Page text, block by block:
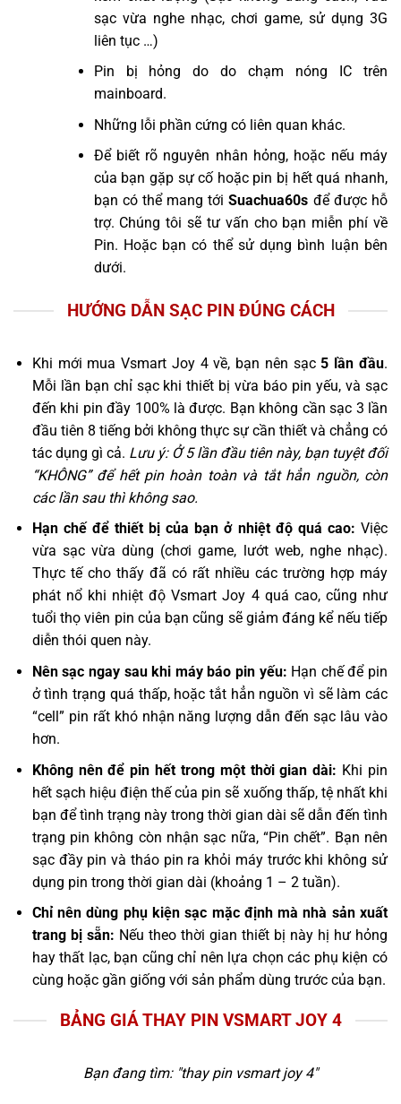
sạc vừa nghe nhạc, chơi game, sử dụng 3G
liên tục …)
Pin bị hỏng do do chạm nóng IC trên
mainboard.
Những lỗi phần cứng có liên quan khác.
Để biết rõ nguyên nhân hỏng, hoặc nếu máy
của bạn gặp sự cố hoặc pin bị hết quá nhanh,
bạn có thể mang tớiSuachua60s để được hỗ
trợ. Chúng tôi sẽ tư vấn cho bạn miễn phí về
Pin. Hoặc bạn có thể sử dụng bình luận bên
dưới.
HƯỚNG DẪN SẠC PIN ĐÚNG CÁCH
Khi mới mua Vsmart Joy 4 về, bạn nên sạc5 lần đầu.
Mỗi lần bạn chỉ sạc khi thiết bị vừa báo pin yếu, và sạc
đến khi pin đầy 100% là được. Bạn không cần sạc 3 lần
đầu tiên 8 tiếng bởi không thực sự cần thiết và chẳng có
tác dụng gì cả. Lưu ý: Ở 5 lần đầu tiên này, bạn tuyệt đối
“KHÔNG” để hết pin hoàn toàn và tắt hẳn nguồn, còn
các lần sau thì không sao.
Hạn chế để thiết bị của bạn ở nhiệt độ quá cao: Việc
vừa sạc vừa dùng (chơi game, lướt web, nghe nhạc).
Thực tế cho thấy đã có rất nhiều các trường hợp máy
phát nổ khi nhiệt độ Vsmart Joy 4 quá cao, cũng như
tuổi thọ viên pin của bạn cũng sẽ giảm đáng kể nếu tiếp
diễn thói quen này.
Nên sạc ngay sau khi máy báo pin yếu: Hạn chế để pin
ở tình trạng quá thấp, hoặc tắt hẳn nguồn vì sẽ làm các
“cell” pin rất khó nhận năng lượng dẫn đến sạc lâu vào
hơn.
Không nên để pin hết trong một thời gian dài: Khi pin
hết sạch hiệu điện thế của pin sẽ xuống thấp, tệ nhất khi
bạn để tình trạng này trong thời gian dài sẽ dẫn đến tình
trạng pin không còn nhận sạc nữa, “Pin chết”. Bạn nên
sạc đầy pin và tháo pin ra khỏi máy trước khi không sử
dụng pin trong thời gian dài (khoảng 1 – 2 tuần).
Chỉ nên dùng phụ kiện sạc mặc định mà nhà sản xuất
trang bị sẵn: Nếu theo thời gian thiết bị này hị hư hỏng
hay thất lạc, bạn cũng chỉ nên lựa chọn các phụ kiện có
cùng hoặc gần giống với sản phẩm dùng trước của bạn.
BẢNG GIÁ THAY PIN VSMART JOY 4
Bạn đang tìm: "thay pin vsmart joy 4"